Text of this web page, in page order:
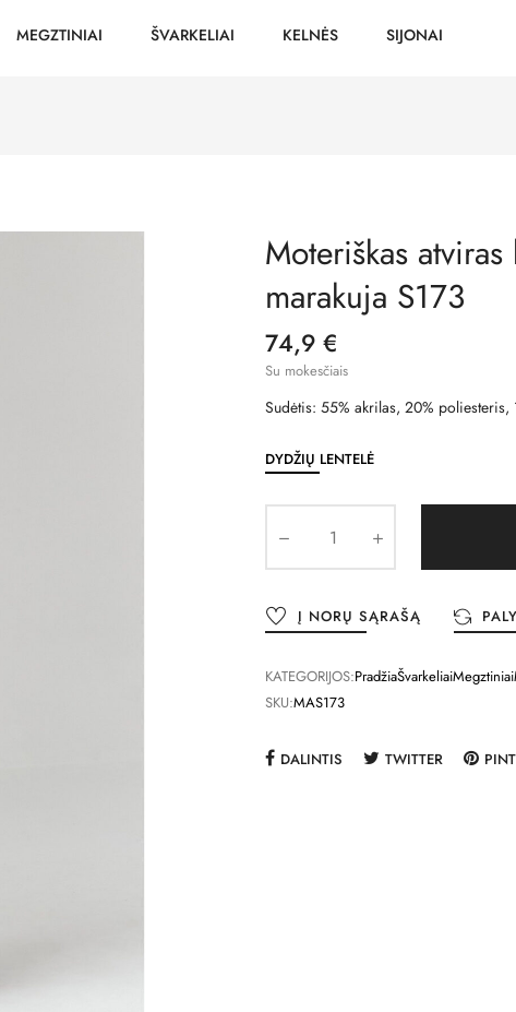
MEGZTINIAI ŠVARKELIAI KELNĖS SIJONAI
Moteriškas
marakuja S173
74,9 €
Su mokesčiais
Sudėtis: 55% akrilas, 20%
DYDŽIŲ LENTELĖ
Į NORŲ SĄRAŠĄ
KATEGORIJOS:PradžiaŠvarkeliaiMegztiniai
SKU:MAS173
DALINTIS TWITTER